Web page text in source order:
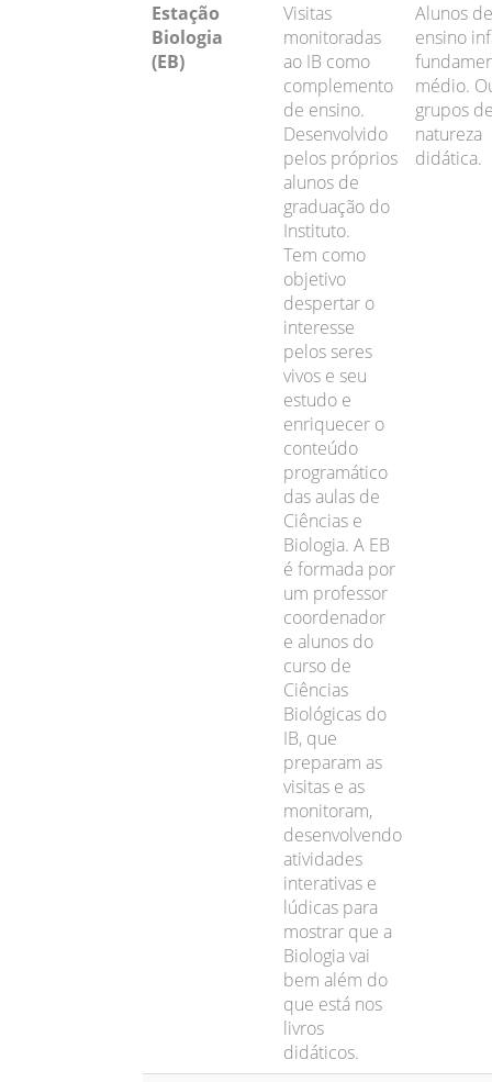
Estação
Biologia
(EB)
Visitas
monitoradas
ao IB como
complemento
de ensino.
Desenvolvido
pelos próprios
alunos de
graduação do
Instituto.
Tem como
objetivo
despertar o
interesse
pelos seres
vivos e seu
estudo e
enriquecer o
conteúdo
programático
das aulas de
Ciências e
Biologia. A EB
é formada por
um professor
coordenador
e alunos do
curso de
Ciências
Biológicas do
IB, que
preparam as
visitas e as
monitoram,
desenvolvendo
atividades
interativas e
lúdicas para
mostrar que a
Biologia vai
bem além do
que está nos
livros
didáticos.
Alunos de
ensino
médio.
grupos
natureza
didática.